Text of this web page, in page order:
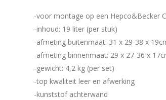
-voor montage op een Hepco&Becker
-inhoud: 19 liter (per stuk)
-afmeting buitenmaat: 31 x 29-38 x
-afmeting binnenmaat: 29 x 27-36 x
-gewicht: 4,2 kg (per set)
-top kwaliteit leer en afwerking
-kunststof achterwand